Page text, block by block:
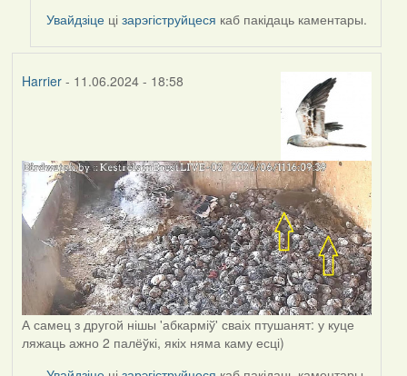
svetlana
vranova
Увайдзіце цізарэгіструйцеся каб пакідаць каментары.
Harrier- 11.06.2024 - 18:58
А самец з другой нішы 'абкарміў' сваіх птушанят: у куце
ляжаць ажно 2 палёўкі, якіх няма каму есці)